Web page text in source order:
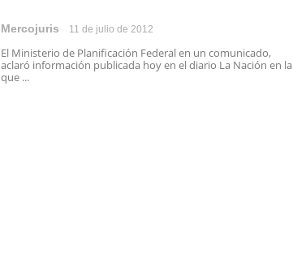
Mercojuris 11 de julio de 2012
El Ministerio de Planificación Federal en un comunicado,
aclaró información publicada hoy en el diario La Nación en la
que ...